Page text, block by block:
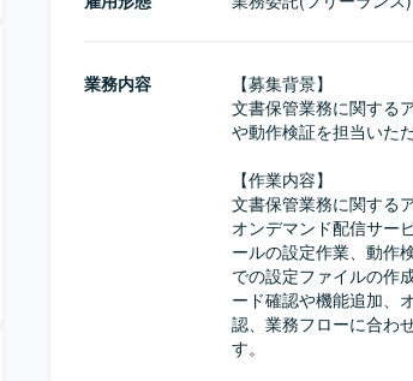
業務内容
【募集背景】
文書保管業務に関する
や動作検証を担当いた
【作業内容】
文書保管業務に関する
オンデマンド配信サー
ールの設定作業、動作
での設定ファイルの作
ード確認や機能追加、
認、業務フローに合わ
す。